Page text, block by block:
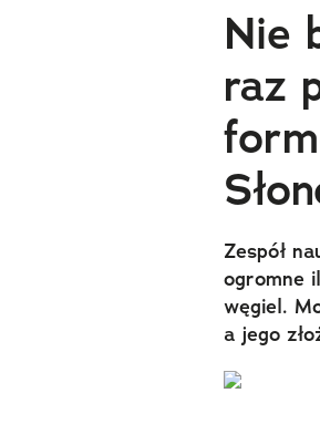
Nie
raz
Zespół
ogromne
węgiel.
a jego